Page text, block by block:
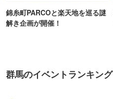
錦糸町PARCOと楽天地を巡る謎
解き企画が開催！
群馬のイベントランキング